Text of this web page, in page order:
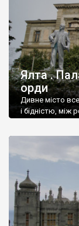
Ялта .
орди
Дивне місто
і бідністю, між